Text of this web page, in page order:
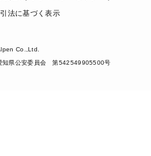
法に基づく表示
Co.,Ltd.
知県公安委員会 第542549905500号